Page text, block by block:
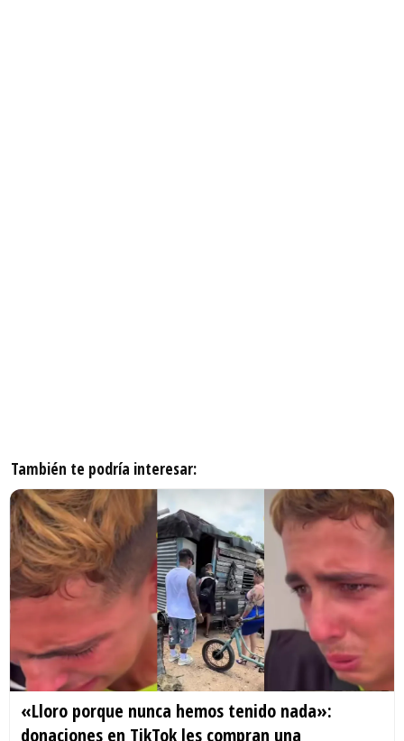
También te podría interesar:
«Lloro porque nunca hemos tenido nada»:
donaciones en TikTok les compran una